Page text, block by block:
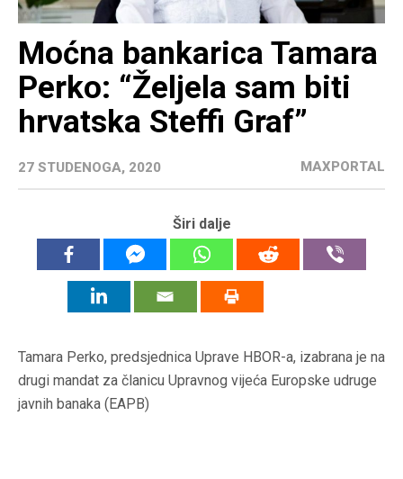
Moćna bankarica Tamara
Perko: “Željela sam biti
hrvatska Steffi Graf”
27 STUDENOGA, 2020 MAXPORTAL
Širi dalje
Tamara Perko, predsjednica Uprave HBOR-a, izabrana je na
drugi mandat za članicu Upravnog vijeća Europske udruge
javnih banaka (EAPB)